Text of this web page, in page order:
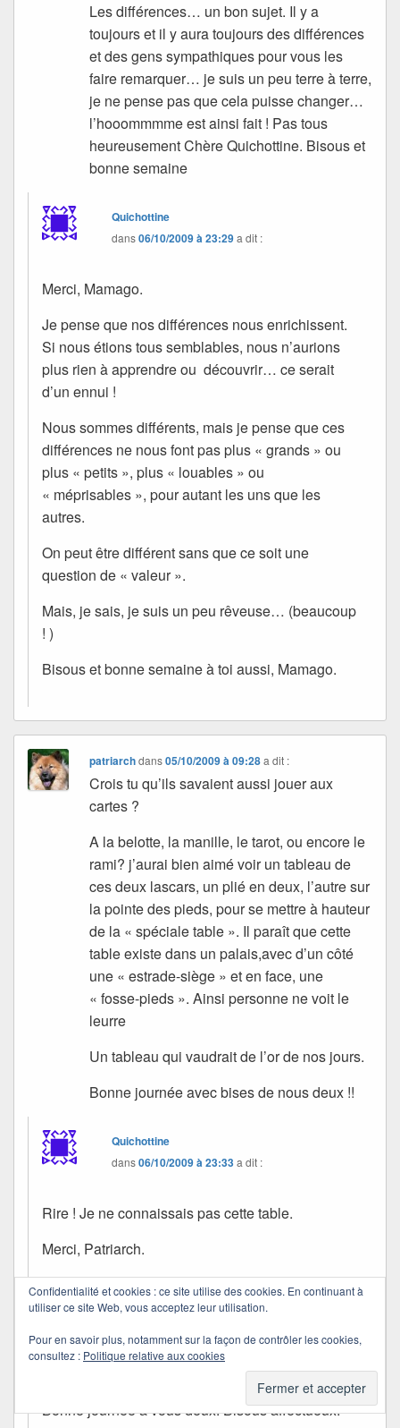
Les différences… un bon sujet. Il y a
toujours et il y aura toujours des différences
et des gens sympathiques pour vous les
faire remarquer… je suis un peu terre à terre,
je ne pense pas que cela puisse changer…
l’hooommmme est ainsi fait ! Pas tous
heureusement Chère Quichottine. Bisous et
bonne semaine
Quichottine
dans06/10/2009 à 23:29a dit :
Merci, Mamago.
Je pense que nos différences nous enrichissent.
Si nous étions tous semblables, nous n’aurions
plus rien à apprendre ou découvrir… ce serait
d’un ennui !
Nous sommes différents, mais je pense que ces
différences ne nous font pas plus « grands » ou
plus « petits », plus « louables » ou
« méprisables », pour autant les uns que les
autres.
On peut être différent sans que ce soit une
question de « valeur ».
Mais, je sais, je suis un peu rêveuse… (beaucoup
! )
Bisous et bonne semaine à toi aussi, Mamago.
patriarchdans05/10/2009 à 09:28 a dit :
Crois tu qu’ils savaient aussi jouer aux
cartes ?
A la belotte, la manille, le tarot, ou encore le
rami? j’aurai bien aimé voir un tableau de
ces deux lascars, un plié en deux, l’autre sur
la pointe des pieds, pour se mettre à hauteur
de la « spéciale table ». Il paraît que cette
table existe dans un palais,avec d’un côté
une « estrade-siège » et en face, une
« fosse-pieds ». Ainsi personne ne voit le
leurre
Un tableau qui vaudrait de l’or de nos jours.
Bonne journée avec bises de nous deux !!
Quichottine
dans06/10/2009 à 23:33a dit :
Rire ! Je ne connaissais pas cette table.
Merci, Patriarch.
Je ne sais pas s’ils jouaient aux cartes, mais il y a
de fortes chances. On y jouait davantage
notre temps disponible. Je jouais avec mes frères
Bonne journée à vous deux. Bisous affectueux.
Confidentialité et cookies : ce site utilise des cookies. En continuant à
utiliser ce site Web, vous acceptez leur utilisation.
Pour en savoir plus, notamment sur la façon de contrôler les cookies,
consultez : Politique relative aux cookies